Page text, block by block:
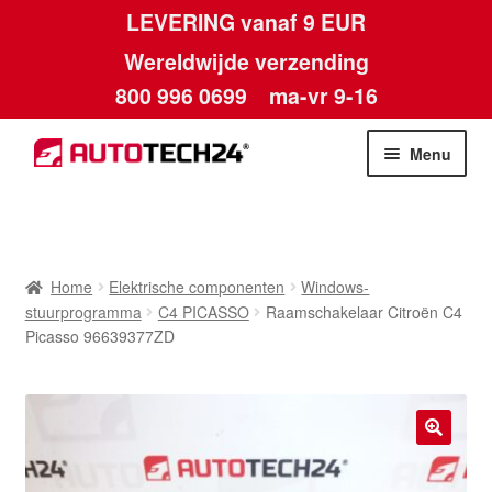
LEVERING vanaf 9 EUR
Wereldwijde verzending
800 996 0699 ma-vr 9-16
Ga
door
Ga
naar
Menu
Algemene voorwaarden
Betalingen
Home Elektrische componenten
Windows-
stuurprogramma
C4 PICASSO
Raamschakelaar Citroën C4
Picasso 96639377ZD
🔍